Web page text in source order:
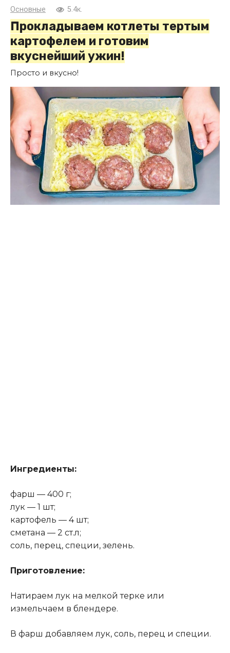
Основные 5.4к.
Прокладываем котлеты тертым
картофелем и готовим
вкуснейший ужин!
Просто и вкусно!
Ингредиенты:
фарш — 400 г;
лук — 1 шт;
картофель — 4 шт;
сметана — 2 ст.л;
соль, перец, специи, зелень.
Приготовление:
Натираем лук на мелкой терке или
измельчаем в блендере.
В фарш добавляем лук, соль, перец и специи.